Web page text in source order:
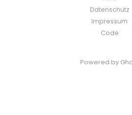
Datenschutz
Impressum
Code
Powered by